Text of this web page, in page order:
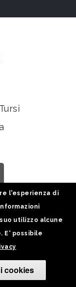
l'esperienza di
utilizzo alcune
E' possibile
cookies